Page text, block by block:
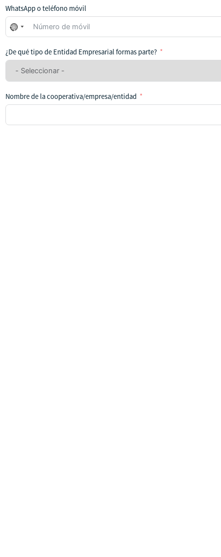
WhatsApp o teléfono móvil
No
se
seleccionado
ningún
¿De qué tipo de Entidad Empresarial formas parte?
Nombre de la cooperativa/empresa/entidad